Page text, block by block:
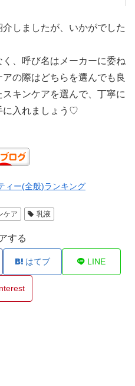
しましたが、いかがでした
、呼び名はメーカーに委ね
の際はどちらを選んでも良
キンケアを選んで、丁寧に
に入れましょう♡
ィー(全般)ランキング
ケア 乳液
する
はてブ LINE